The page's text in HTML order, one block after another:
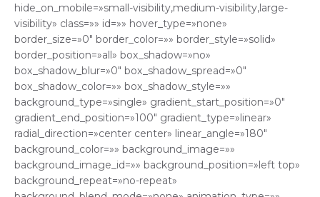
hide_on_mobile=»small-visibility,medium-visibility,large-
visibility» class=»» id=»» hover_type=»none»
border_size=»0″ border_color=»» border_style=»solid»
border_position=»all» box_shadow=»no»
box_shadow_blur=»0″ box_shadow_spread=»0″
box_shadow_color=»» box_shadow_style=»»
background_type=»single» gradient_start_position=»0″
gradient_end_position=»100″ gradient_type=»linear»
radial_direction=»center center» linear_angle=»180″
background_color=»» background_image=»»
background_image_id=»» background_position=»left top»
background_repeat=»no-repeat»